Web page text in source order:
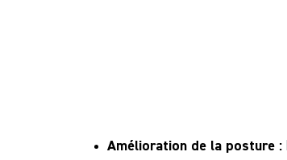
Amélioration de la posture :